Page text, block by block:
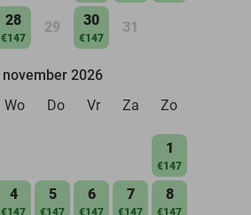
28
€147
29 30
€147
31
november 2026
Wo Do Vr Za Zo
1
€147
4
€147
5
€147
6
€147
7
€147
8
€147